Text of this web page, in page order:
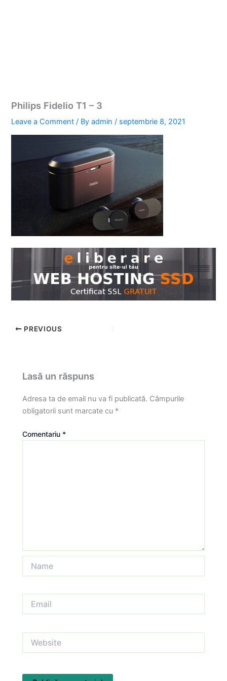
Philips Fidelio T1 – 3
Leave a Comment / Byadmin/ septembrie 8, 2021
PREVIOUS
Lasă un răspuns
Adresa ta de email nu va fi publicată. Câmpurile
obligatorii sunt marcate cu *
Comentariu *